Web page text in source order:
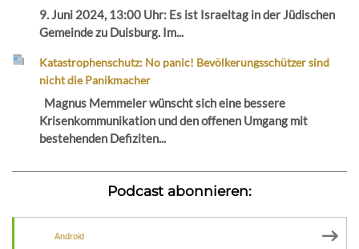
9. Juni 2024, 13:00 Uhr: Es ist Israeltag in der Jüdischen
Gemeinde zu Duisburg. Im...
Katastrophenschutz: No panic! Bevölkerungsschützer sind
nicht die Panikmacher
Magnus Memmeler wünscht sich eine bessere
Krisenkommunikation und den offenen Umgang mit
bestehenden Defiziten...
Podcast abonnieren:
Android